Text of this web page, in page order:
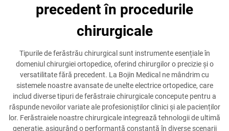
precedent în procedurile
chirurgicale
Tipurile de ferăstrău chirurgical sunt instrumente esențiale în
domeniul chirurgiei ortopedice, oferind chirurgilor o precizie și o
versatilitate fără precedent. La Bojin Medical ne mândrim cu
sistemele noastre avansate de unelte electrice ortopedice, care
includ diverse tipuri de ferăstraie chirurgicale concepute pentru a
răspunde nevoilor variate ale profesioniștilor clinici și ale pacienților
lor. Ferăstraiele noastre chirurgicale integrează tehnologii de ultimă
generație, asigurând o performanță constantă în diverse scenarii